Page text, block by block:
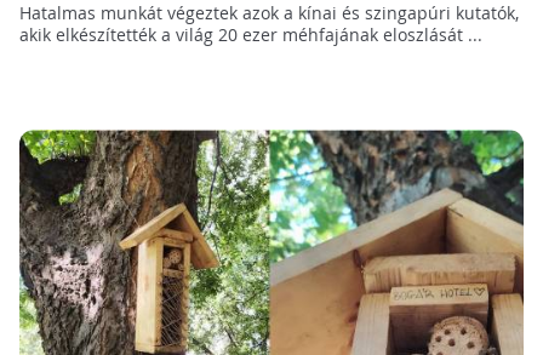
Hatalmas munkát végeztek azok a kínai és szingapúri kutatók,
akik elkészítették a világ 20 ezer méhfajának eloszlását ...